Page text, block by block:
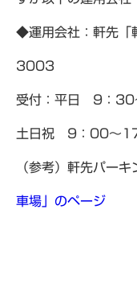
◆運用会社：軒先
3003
受付：平日 9：
土日祝 9：00～
（参考）軒先パーキ
車場」のページ